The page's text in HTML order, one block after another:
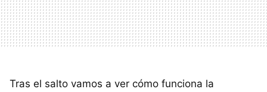
Tras el salto vamos a ver cómo funciona la